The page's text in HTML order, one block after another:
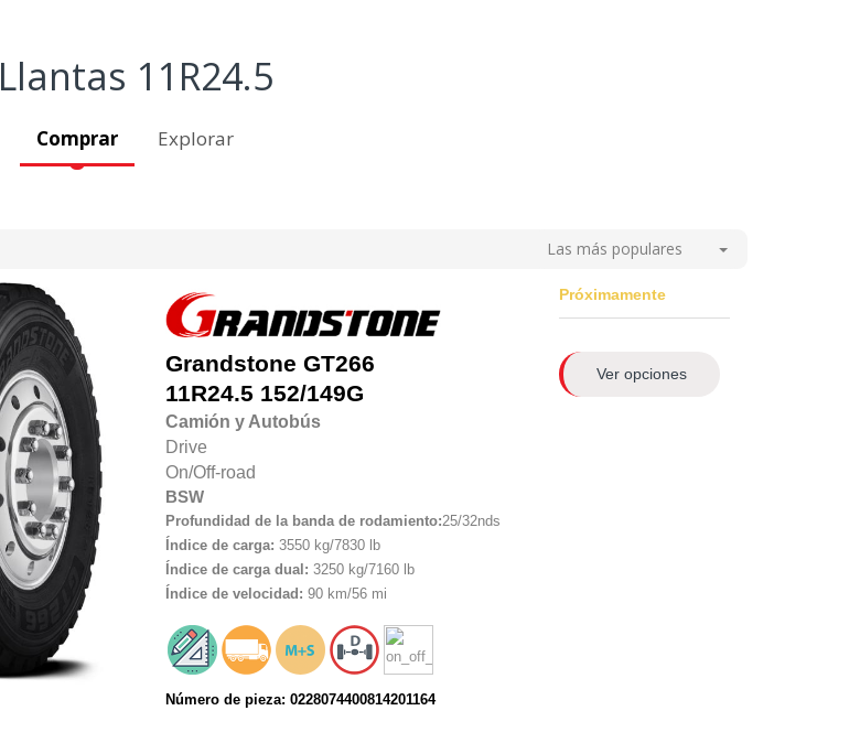
Llantas 11R24.5
Comprar Explorar
Las más populares
Grandstone GT266
11R24.5 152/149G
Camión y Autobús
Drive
On/Off-road
BSW
Profundidad de la banda de rodamiento:25/32nds
Índice de carga: 3550 kg/7830 lb
Índice de carga dual: 3250 kg/7160 lb
Índice de velocidad: 90 km/56 mi
Número de pieza: 0228074400814201164
Próximamente
Ver opciones